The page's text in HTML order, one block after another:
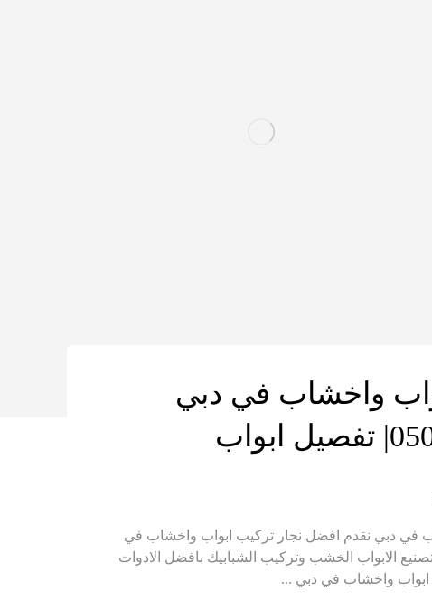
واخشاب في دبي
في دبي نقدم افضل نجار تركيب ابواب واخشاب في
الابواب الخشب وتركيب الشبابيك بافضل الادوات
ابواب واخشاب في دبي ...